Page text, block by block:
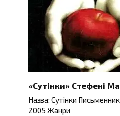
«Сутінки» Стефені
Назва: Сутінки
2005 Жанри